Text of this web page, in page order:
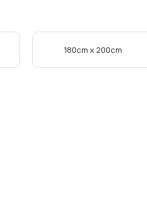
180cm x 200cm